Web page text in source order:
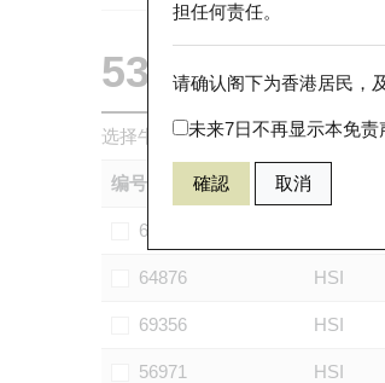
担任何责任。
请确认阁下为香港居民，
未来7日不再显示本免责
確認 取消
53009 瑞银熊
选择牛熊证作比较 *你可以选择最多
编号
60567
64876 HSI
69356 HSI
56971 HSI